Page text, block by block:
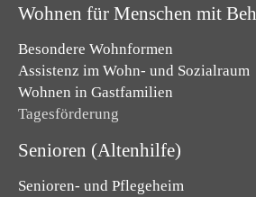
Wohnen für Menschen mit
Besondere Wohnformen
Assistenz im Wohn- und Sozialraum
Wohnen in Gastfamilien
Tagesförderung
Senioren (Altenhilfe)
Senioren- und Pflegeheim